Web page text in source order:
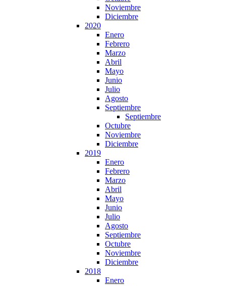
Noviembre
Diciembre
2020
Enero
Febrero
Marzo
Abril
Mayo
Junio
Julio
Agosto
Septiembre
Septiembre
Octubre
Noviembre
Diciembre
2019
Enero
Febrero
Marzo
Abril
Mayo
Junio
Julio
Agosto
Septiembre
Octubre
Noviembre
Diciembre
2018
Enero